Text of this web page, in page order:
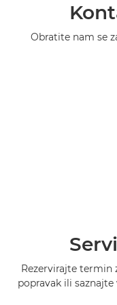
Obratite nam se
Rezervirajte termin
popravak ili